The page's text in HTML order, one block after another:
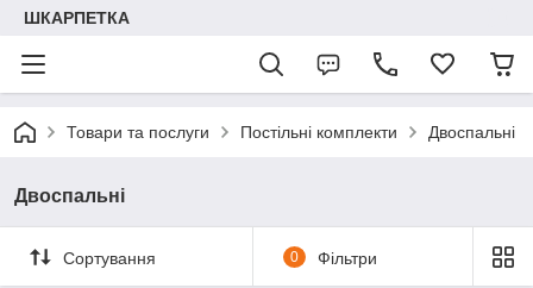
ШКАРПЕТКА
Товари та послуги Постільні комплекти Двоспальні
Двоспальні
Сортування 0 Фільтри